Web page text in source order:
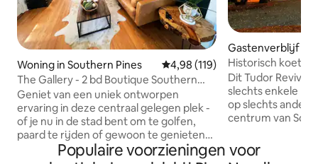
Woning in Southern Pines Gemiddelde beoordeling van
4,98 (119)
The Gallery - 2 bd Boutique Southern
Pines Cottage
Geniet van een uniek ontworpen
ervaring in deze centraal gelegen plek -
of je nu in de stad bent om te golfen,
paard te rijden of gewoon te genieten
van onze schilderachtige zuidelijke stad.
Gastenverblijf in
Pines
Historisch
Dit Tudor Revival
slechts enkele
op slechts
centrum van
van een rustige
een hectare
Populaire voorzieningen voor